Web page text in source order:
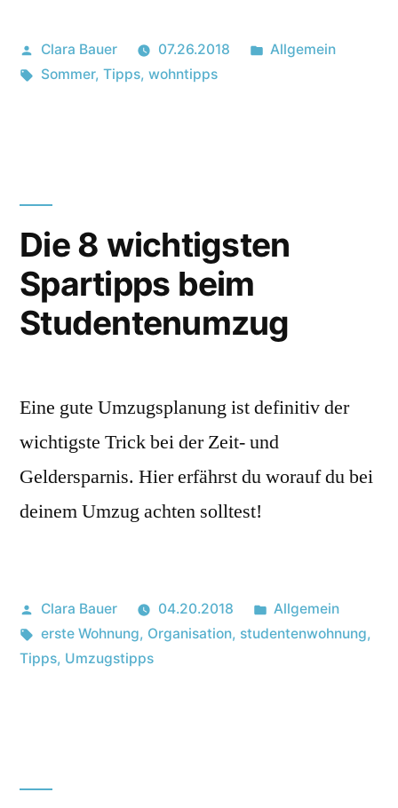
Posted
by
Clara Bauer 07.26.2018
Posted
Allgemein
Tags:
Sommer, Tipps, wohntipps
Die 8 wichtigsten
Spartipps beim
Studentenumzug
Eine gute Umzugsplanung ist definitiv der
wichtigste Trick bei der Zeit- und
Geldersparnis. Hier erfährst du worauf du bei
deinem Umzug achten solltest!
Posted
by
Clara Bauer 04.20.2018
Posted
in
Allgemein
Tags:
erste Wohnung, Organisation, studentenwohnung,
Tipps, Umzugstipps